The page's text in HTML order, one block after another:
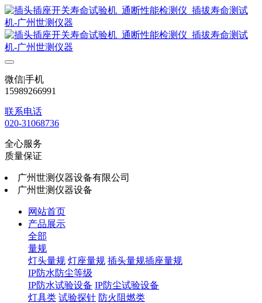
微信|手机
15989266991
联系电话
020-31068736
全心服务
质量保证
广州世测仪器设备有限公司
广州世测仪器设备
网站首页
产品展示
全部
量规
灯头量规 灯座量规 插头量规插座量规
IP防水防尘等级
IP防水试验设备 IP防尘试验设备
灯具类 试验探针 防火阻燃类